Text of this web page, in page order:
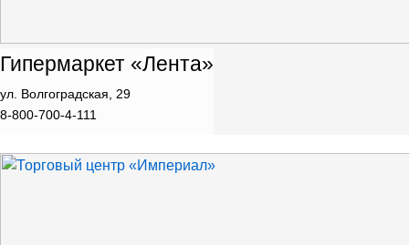
Гипермаркет «Лента»
ул. Волгоградская, 29
8-800-700-4-111